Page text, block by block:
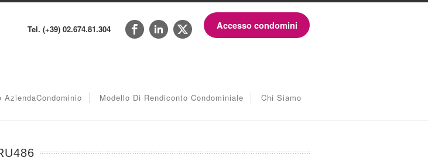
Tel. (+39) 02.674.81.304 Accesso condomini
AziendaCondominio Modello Di Rendiconto Condominiale Chi Siamo